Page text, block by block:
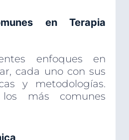
en Terapia
enfoques en
cada uno con sus
y metodologías.
más comunes